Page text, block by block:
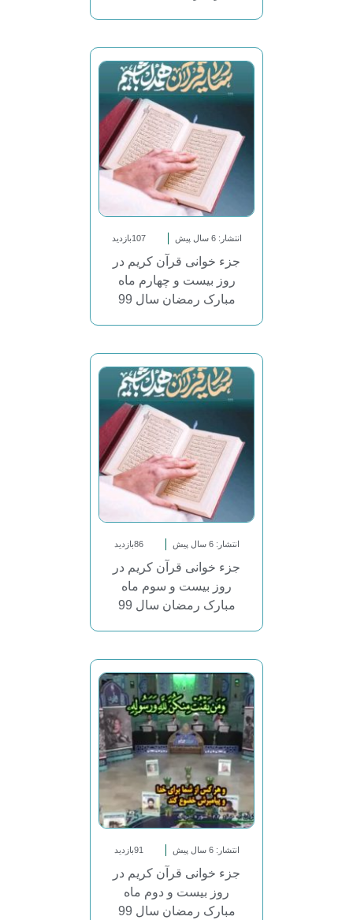
انتشار: 6 سال پیش 107بازدید
جزء خوانی قرآن کریم در
روز بیست و چهارم ماه
مبارک رمضان سال 99
انتشار: 6 سال پیش 86بازدید
جزء خوانی قرآن کریم در
روز بیست و سوم ماه
مبارک رمضان سال 99
انتشار: 6 سال پیش 91بازدید
جزء خوانی قرآن کریم در
روز بیست و دوم ماه
مبارک رمضان سال 99